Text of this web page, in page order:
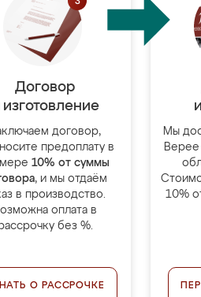
Договор
изготовление
договор,
предоплату в
10% от суммы
, и мы отдаём
в производство.
оплата в
без %.
О РАССРОЧКЕ
Мы
Верее
10%